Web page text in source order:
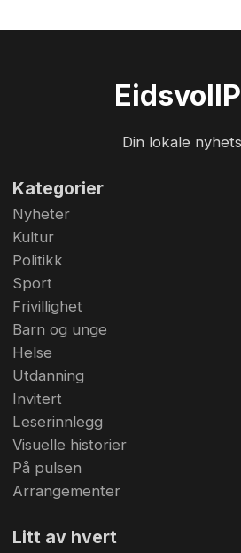
og teatergruppa Stjerneskudd
mimrefaktor for alle som har
Eidsvoll
Din lokale
Kategorier
Nyheter
Kultur
Politikk
Sport
Frivillighet
Barn og unge
Helse
Utdanning
Invitert
Leserinnlegg
Visuelle historier
På pulsen
Arrangementer
Litt av hvert